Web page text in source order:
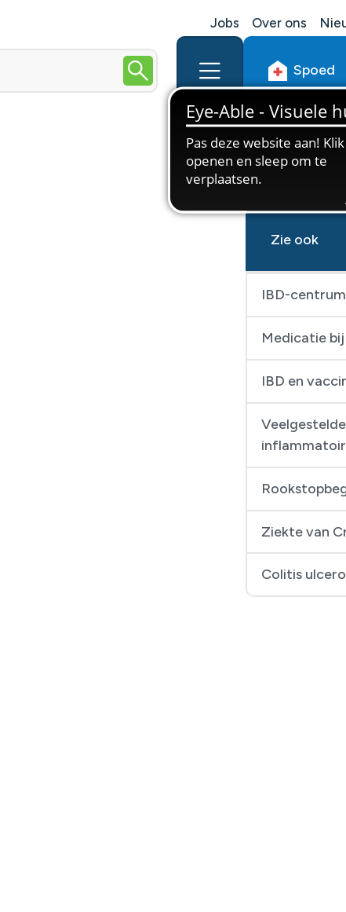
Jobs Over ons
Spoed
Zie ook
IBD-centrum
Medicatie bij
IBD en
Ziekte van
Colitis